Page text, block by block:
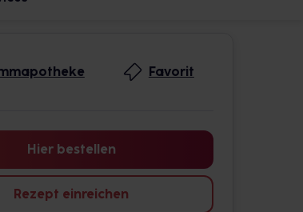
Favorit
Hier bestellen
Rezept einreichen